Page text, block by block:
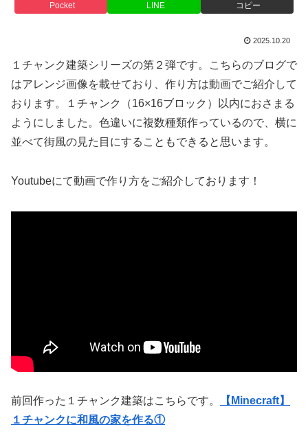
Pocket LINE コピー
2025.10.20
１チャンク建築シリーズの第２弾です。こちらのブログで
はアレンジ画像を載せており、作り方は動画でご紹介して
おります。１チャンク（16×16ブロック）以内におさまる
ようにしました。色違いに複数種類作っているので、横に
並べて街風の見た目にすることもできると思います。
Youtubeにて動画で作り方をご紹介しております！
前回作った１チャンク建築はこちらです。
【Minecraft】
１チャンクに和風の家を作る①